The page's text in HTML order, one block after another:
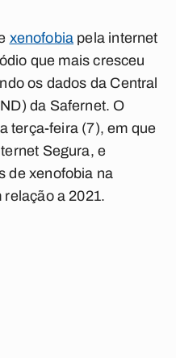
xenofobia pela internet
que mais cresceu
os dados da Central
da Safernet. O
terça-feira (7), em que
Segura, e
de xenofobia na
a 2021.